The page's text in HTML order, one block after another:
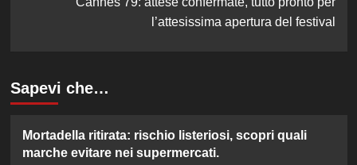
l’attesissima apertura del festival
Sapevi che…
Mortadella ritirata: rischio listeriosi, scopri quali
marche evitare nei supermercati.